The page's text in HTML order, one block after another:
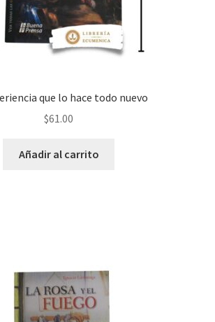
que lo hace todo nuevo
$61.00
Añadir al carrito